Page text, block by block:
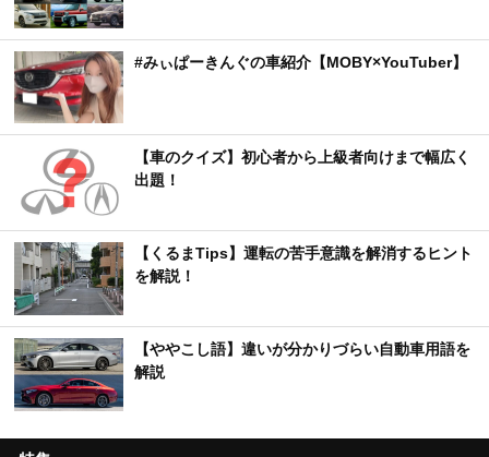
#みぃぱーきんぐの車紹介【MOBY×YouTuber】
【車のクイズ】初心者から上級者向けまで幅広く
出題！
【くるまTips】運転の苦手意識を解消するヒント
を解説！
【ややこし語】違いが分かりづらい自動車用語を
解説